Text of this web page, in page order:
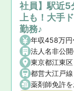
社員】駅近
上も！大手
勤務♪
法人名非公
東京都江東
都営大江戸
薬剤師免許